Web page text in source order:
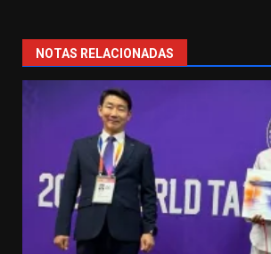
NOTAS RELACIONADAS